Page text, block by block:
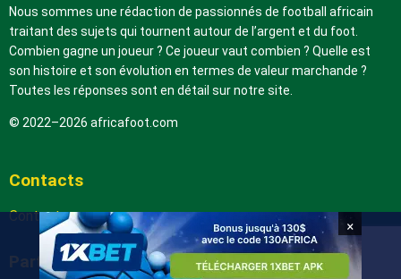
Nous sommes une rédaction de passionnés de football africain
traitant des sujets qui tournent autour de l’argent et du foot.
Combien gagne un joueur ? Ce joueur vaut combien ? Quelle est
son histoire et son évolution en termes de valeur marchande ?
Toutes les réponses sont en détail sur notre site.
© 2022–2026 africafoot.com
Contacts
Contactez-nous
Partenaires
×